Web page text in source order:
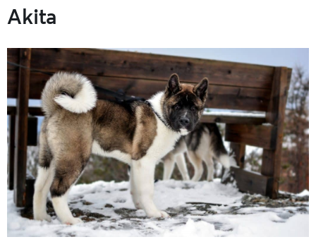
Akita